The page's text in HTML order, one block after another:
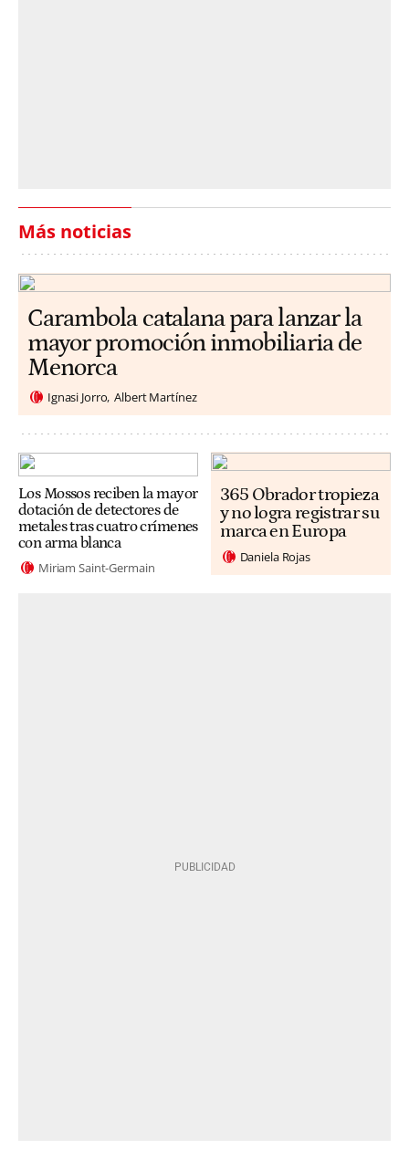
Más noticias
Carambola catalana para lanzar la
mayor promoción inmobiliaria de
Menorca
Ignasi Jorro Albert Martínez
Los Mossos reciben la mayor
dotación de detectores de
metales tras cuatro crímenes
con arma blanca
Miriam Saint-Germain
365 Obrador tropieza
y no logra registrar su
marca en Europa
Daniela Rojas